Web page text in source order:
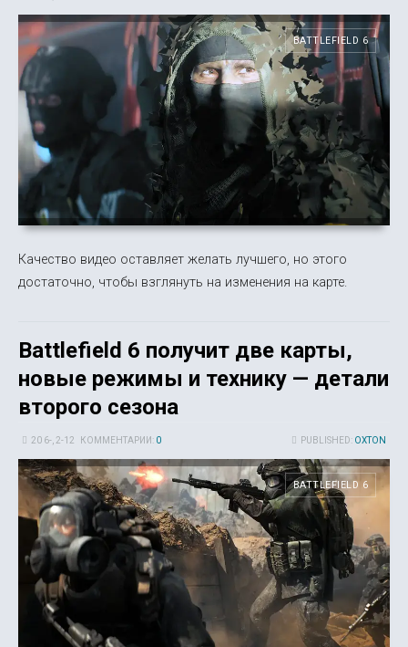
BATTLEFIELD 6
Качество видео оставляет желать лучшего, но этого
достаточно, чтобы взглянуть на изменения на карте.
Battlefield 6 получит две карты,
новые режимы и технику — детали
второго сезона
PUBLISHED: OXTON
20 6-, 2-12 КОММЕНТАРИИ: 0
BATTLEFIELD 6